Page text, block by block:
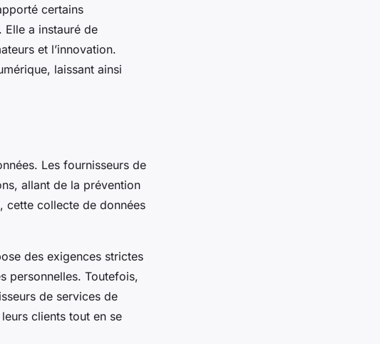
certains
Elle a instauré de
et l’innovation.
laissant ainsi
Les fournisseurs de
allant de la prévention
cette collecte de données
des exigences strictes
personnelles. Toutefois,
de services de
clients tout en se